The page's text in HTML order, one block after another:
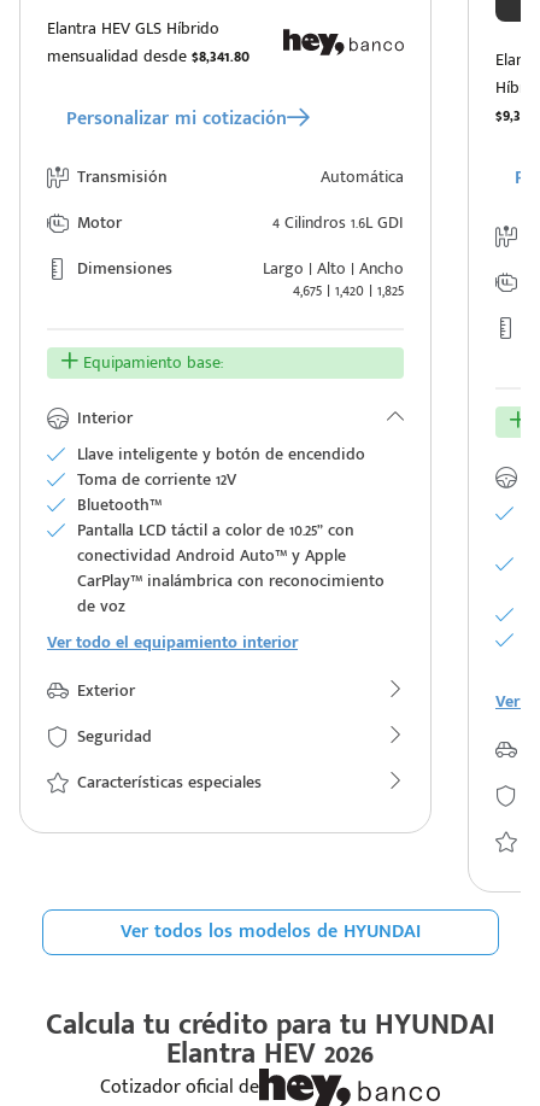
Elantra HEV GLS Híbrido
mensualidad desde$8,341.80
Personalizar mi cotización
Transmisión
Automática
Motor
4 Cilindros 1.6L GDI
Dimensiones
Largo | Alto | Ancho
4,675 | 1,420 | 1,825
Equipamiento base:
Interior
Llave inteligente y botón de encendido
Toma de corriente 12V
Bluetooth™
Pantalla LCD táctil a color de 10.25” con
conectividad Android Auto™ y Apple
CarPlay™ inalámbrica con reconocimiento
de voz
Ver todo el equipamiento interior
Exterior
Seguridad
Características especiales
Ver
Ver todos los modelos de HYUNDAI
Calcula tu crédito para tu HYUNDAI
Elantra HEV 2026
Cotizador oficial de